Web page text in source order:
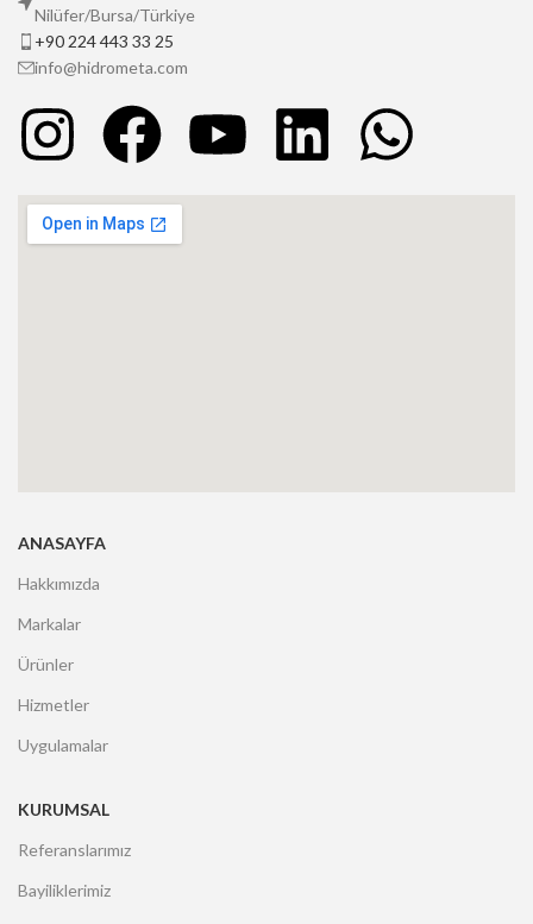
Nilüfer/Bursa/Türkiye
+90 224 443 33 25
info@hidrometa.com
ANASAYFA
Hakkımızda
Markalar
Ürünler
Hizmetler
Uygulamalar
KURUMSAL
Referanslarımız
Bayiliklerimiz